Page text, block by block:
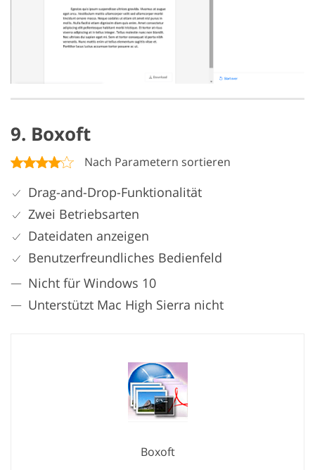
9. Boxoft
Nach Parametern sortieren
Drag-and-Drop-Funktionalität
Zwei Betriebsarten
Dateidaten anzeigen
Benutzerfreundliches Bedienfeld
Nicht für Windows 10
Unterstützt Mac High Sierra nicht
Boxoft